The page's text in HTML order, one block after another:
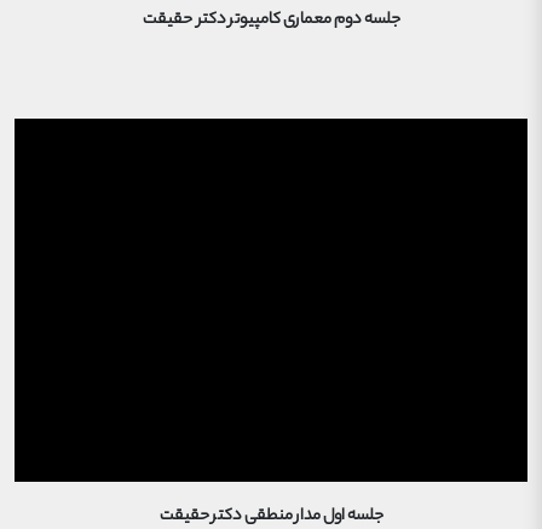
جلسه دوم معماری کامپیوتر دکتر حقیقت
جلسه اول مدار منطقی دکتر حقیقت